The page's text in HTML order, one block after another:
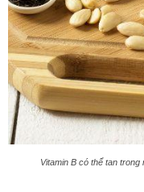
Vitamin B có thể tan